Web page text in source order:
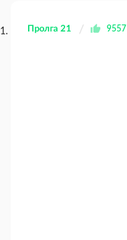
Пролга 21 9557